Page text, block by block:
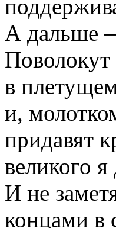
А дальше
в
и,
придавят
великого
И не
концами в